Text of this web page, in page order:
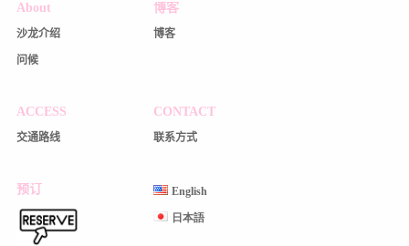
About
沙龙介绍
问候
博客
博客
ACCESS
交通路线
CONTACT
联系方式
预订 English
日本語